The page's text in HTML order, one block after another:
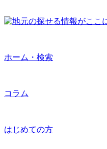
ホーム・検索
コラム
はじめての方